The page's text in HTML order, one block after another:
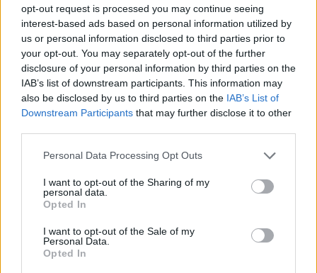
opt-out request is processed you may continue seeing
interest-based ads based on personal information utilized by
us or personal information disclosed to third parties prior to
your opt-out. You may separately opt-out of the further
disclosure of your personal information by third parties on the
IAB’s list of downstream participants. This information may
also be disclosed by us to third parties on the IAB’s List of
Downstream Participants that may further disclose it to other
Please note that this website/app uses one or more Google
not limited to your visit or usage behaviour. You may click to
grant or deny consent to Google and its third-party tags to
use your data for below specified purposes in below Google
consent section.
Personal Data Processing Opt Outs
I want to opt-out of the Sharing of my
personal data.
Opted In
I want to opt-out of the Sale of my
Personal Data.
Opted In
Romania's István Kovács will referee the
2025 UEFA Champions League final
between Paris and Inter on Saturday 31
May.#UCL
— UEFA Champions League
(@ChampionsLeague)May 12, 2025